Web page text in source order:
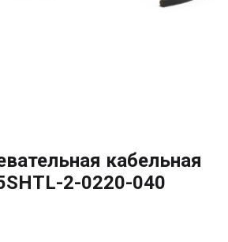
кабельная
2-0220-040